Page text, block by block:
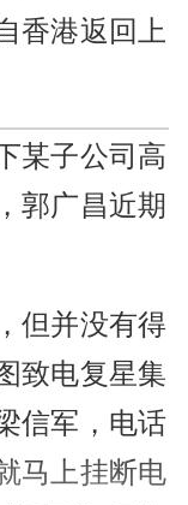
香港返回上
某子公司高
郭广昌近期
但并没有得
致电复星集
信军，电话
马上挂断电